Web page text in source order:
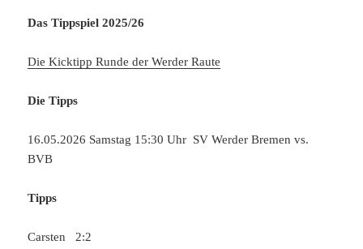
Das Tippspiel 2025/26
Die Kicktipp Runde der Werder Raute
Die Tipps
16.05.2026 Samstag 15:30 Uhr SV Werder Bremen vs.
BVB
Tipps
Carsten 2:2